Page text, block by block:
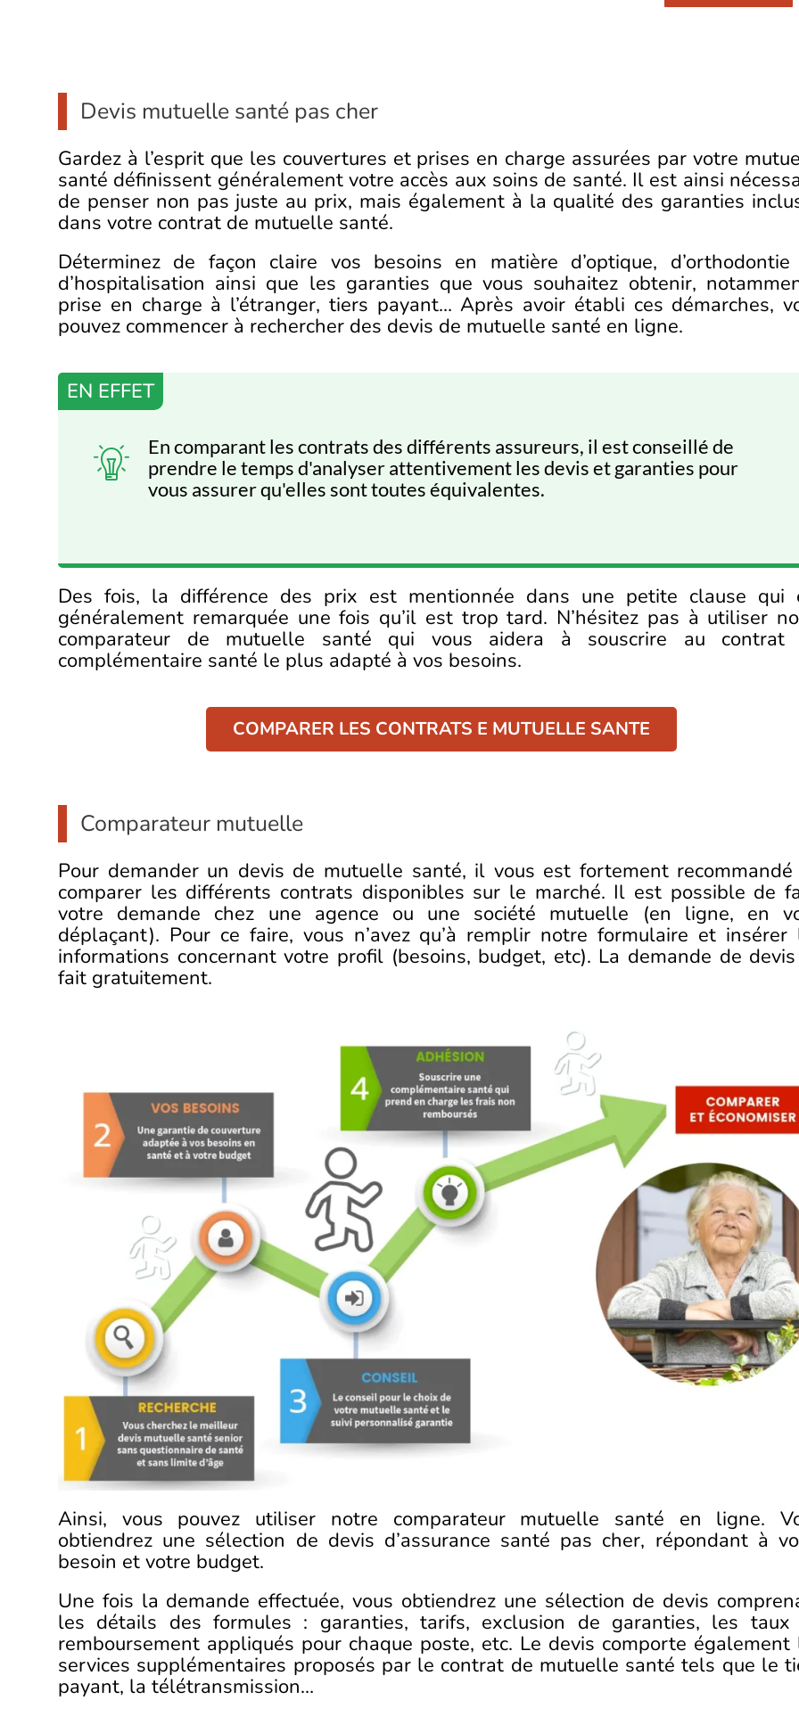
Devis mutuelle santé pas cher
Gardez à l’esprit que les couvertures et prises en charge assurées par votre
santé définissent généralement votre accès aux soins de santé. Il est ainsi
de penser non pas juste au prix, mais également à la qualité des garanties
dans votre contrat de mutuelle santé.
Déterminez de façon claire vos besoins en matière d’optique, d’orthodontie
d’hospitalisation ainsi que les garanties que vous souhaitez obtenir,
prise en charge à l’étranger, tiers payant… Après avoir établi ces démarches,
pouvez commencer à rechercher des devis de mutuelle santé en ligne.
En comparant les contrats des différents assureurs, il est conseillé de
prendre le temps d'analyser attentivement les devis et garanties pour
vous assurer qu'elles sont toutes équivalentes.
EN EFFET
Des fois, la différence des prix est mentionnée dans une petite clause qui
généralement remarquée une fois qu’il est trop tard. N’hésitez pas à utiliser
comparateur de mutuelle santé qui vous aidera à souscrire au contrat
complémentaire santé le plus adapté à vos besoins.
COMPARER LES CONTRATS E MUTUELLE SANTE
Comparateur mutuelle
Pour demander un devis de mutuelle santé, il vous est fortement recommandé
comparer les différents contrats disponibles sur le marché. Il est possible de
votre demande chez une agence ou une société mutuelle (en ligne, en
déplaçant). Pour ce faire, vous n’avez qu’à remplir notre formulaire et insérer
informations concernant votre profil (besoins, budget, etc). La demande de
fait gratuitement.
Ainsi, vous pouvez utiliser notre comparateur mutuelle santé en ligne.
obtiendrez une sélection de devis d’assurance santé pas cher, répondant à
besoin et votre budget.
Une fois la demande effectuée, vous obtiendrez une sélection de devis
les détails des formules : garanties, tarifs, exclusion de garanties, les taux
remboursement appliqués pour chaque poste, etc. Le devis comporte également
services supplémentaires proposés par le contrat de mutuelle santé tels que le
payant, la télétransmission…